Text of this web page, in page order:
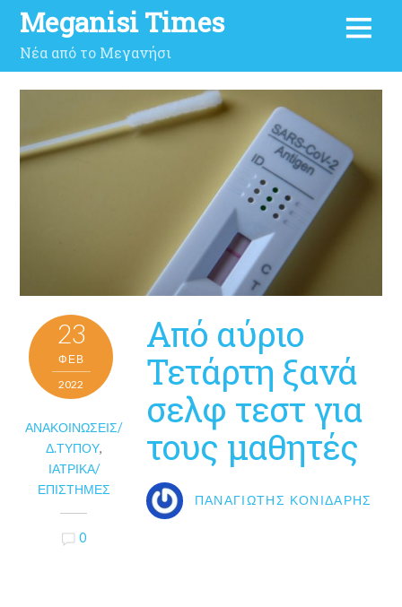
Meganisi Times
Νέα από το Μεγανήσι
23
ΦΕΒ
2022
ΑΝΑΚΟΙΝΏΣΕΙΣ/
Δ.ΤΎΠΟΥ,
ΙΑΤΡΙΚΆ/
ΕΠΙΣΤΉΜΕΣ
0
Από αύριο
Τετάρτη ξανά
σελφ τεστ για
τους μαθητές
ΠΑΝΑΓΙΏΤΗΣ ΚΟΝΙΔΆΡΗΣ